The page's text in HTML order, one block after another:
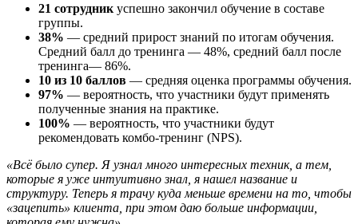
21 сотрудник успешно закончил обучение в составе
группы.
38% — средний прирост знаний по итогам обучения.
Средний балл до тренинга — 48%, средний балл после
тренинга— 86%.
10 из 10 баллов — средняя оценка программы обучения.
97% — вероятность, что участники будут применять
полученные знания на практике.
100% — вероятность, что участники будут
рекомендовать комбо-тренинг (NPS).
«Всё было супер. Я узнал много интересных техник, а тем,
которые я уже интуитивно знал, я нашел название и
структуру. Теперь я трачу куда меньше времени на то, чтобы
«зацепить» клиента, при этом даю больше информации,